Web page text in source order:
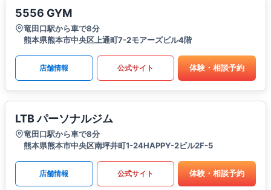
5556 GYM
竜田口駅から車で8分
熊本県熊本市中央区上通町7-2モアーズビル4階
店舗情報 公式サイト 体験・相談予約
LTB パーソナルジム
竜田口駅から車で8分
熊本県熊本市中央区南坪井町1-24HAPPY-2ビル2F-5
店舗情報 公式サイト 体験・相談予約